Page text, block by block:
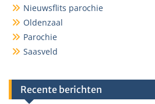
Nieuwsflits parochie
Oldenzaal
Parochie
Saasveld
Recente berichten